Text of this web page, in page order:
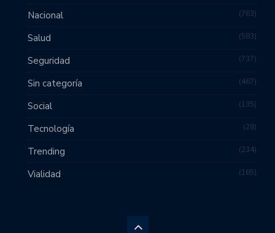
Nacional 763
Salud 583
Seguridad 737
Sin categoría 467
Social 135
Tecnología 28
Trending 234
Vialidad 165